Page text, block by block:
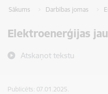
Sākums Darbības jomas
Elektroenerģijas
Atskaņot tekstu
Publicēts: 07.01.2025.